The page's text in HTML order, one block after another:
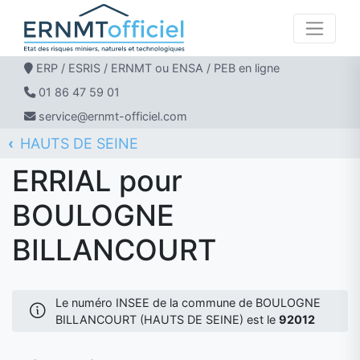
ERP / ESRIS / ERNMT ou ENSA / PEB en ligne
01 86 47 59 01
service@ernmt-officiel.com
ERNMT Officiel
ERRIAL
HAUTS DE SEINE
BOULOGNE BILLANCOURT
ERRIAL pour
BOULOGNE
BILLANCOURT
Le numéro INSEE de la commune de BOULOGNE
BILLANCOURT (HAUTS DE SEINE) est le 92012